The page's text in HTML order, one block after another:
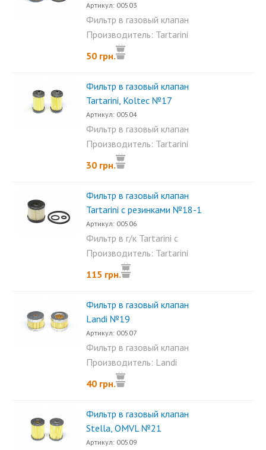
Артикул: 00503
Фильтр в газовый клапан
Tartarini, Med. Его размеры:...
Производитель: Tartarini
50 грн.
Фильтр в газовый клапан
Tartarini, Koltec №17
Артикул: 00504
Фильтр в газовый клапан
Tartarini, Koltec. Размеры...
Производитель: Tartarini
30 грн.
Фильтр в газовый клапан
Tartarini с резинками №18-1
Артикул: 00506
Фильтр в г/к Tartarini с
резинками...
Производитель: Tartarini
115 грн.
Фильтр в газовый клапан
Landi №19
Артикул: 00507
Фильтр в газовый клапан
Landi. Размеры фильтра:...
Производитель: Landi
40 грн.
Фильтр в газовый клапан
Stella, OMVL №21
Артикул: 00509